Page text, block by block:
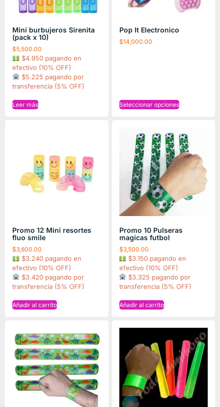
Mini burbujeros Sirenita
(pack x 10)
$5,500.00
$4.950 pagando en
efectivo (10% OFF)
$5.225 pagando por
transferencia (5% OFF)
Leer más
Pop It Electronico
$14,000.00
Seleccionar opciones
Promo 12 Mini resortes
fluo smile
$3,600.00
$3.240 pagando en
efectivo (10% OFF)
$3.420 pagando por
transferencia (5% OFF)
Añadir al carrito
Promo 10 Pulseras
magicas futbol
$3,500.00
$3.150 pagando en
efectivo (10% OFF)
$3.325 pagando por
transferencia (5% OFF)
Añadir al carrito